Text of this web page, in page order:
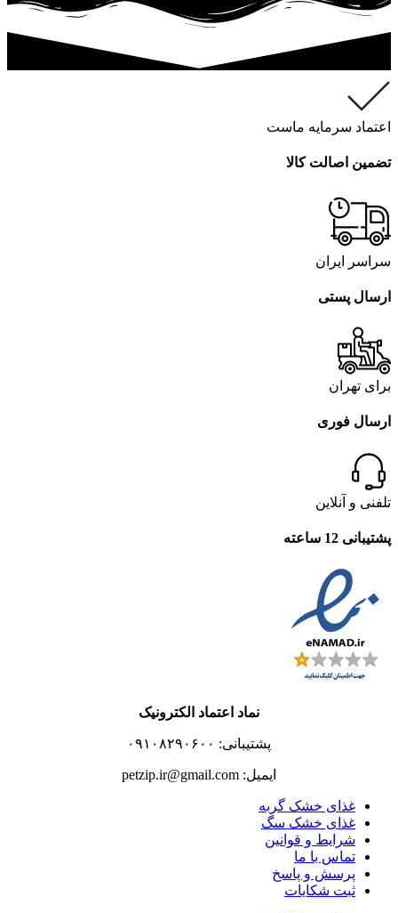
اعتماد سرمایه ماست
تضمین اصالت کالا
سراسر ایران
ارسال پستی
برای تهران
ارسال فوری
تلفنی و آنلاین
پشتیبانی 12 ساعته
نماد اعتماد الکترونیک
پشتیبانی: ۰۹۱۰۸۲۹۰۶۰۰
ایمیل: petzip.ir@gmail.com
غذای خشک گربه
غذای خشک سگ
شرایط و قوانین
تماس با ما
پرسش و پاسخ
ثبت شکایات